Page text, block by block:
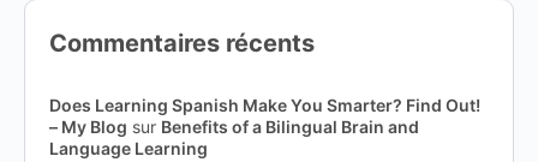
Commentaires récents
Does Learning Spanish Make You Smarter? Find Out!
– My Blog sur Benefits of a Bilingual Brain and
Language Learning